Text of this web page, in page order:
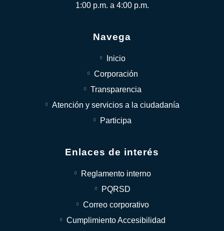
1:00 p.m. a 4:00 p.m.
Navega
Inicio
Corporación
Transparencia
Atención y servicios a la ciudadanía
Participa
Enlaces de interés
Reglamento interno
PQRSD
Correo corporativo
Cumplimiento Accesibilidad